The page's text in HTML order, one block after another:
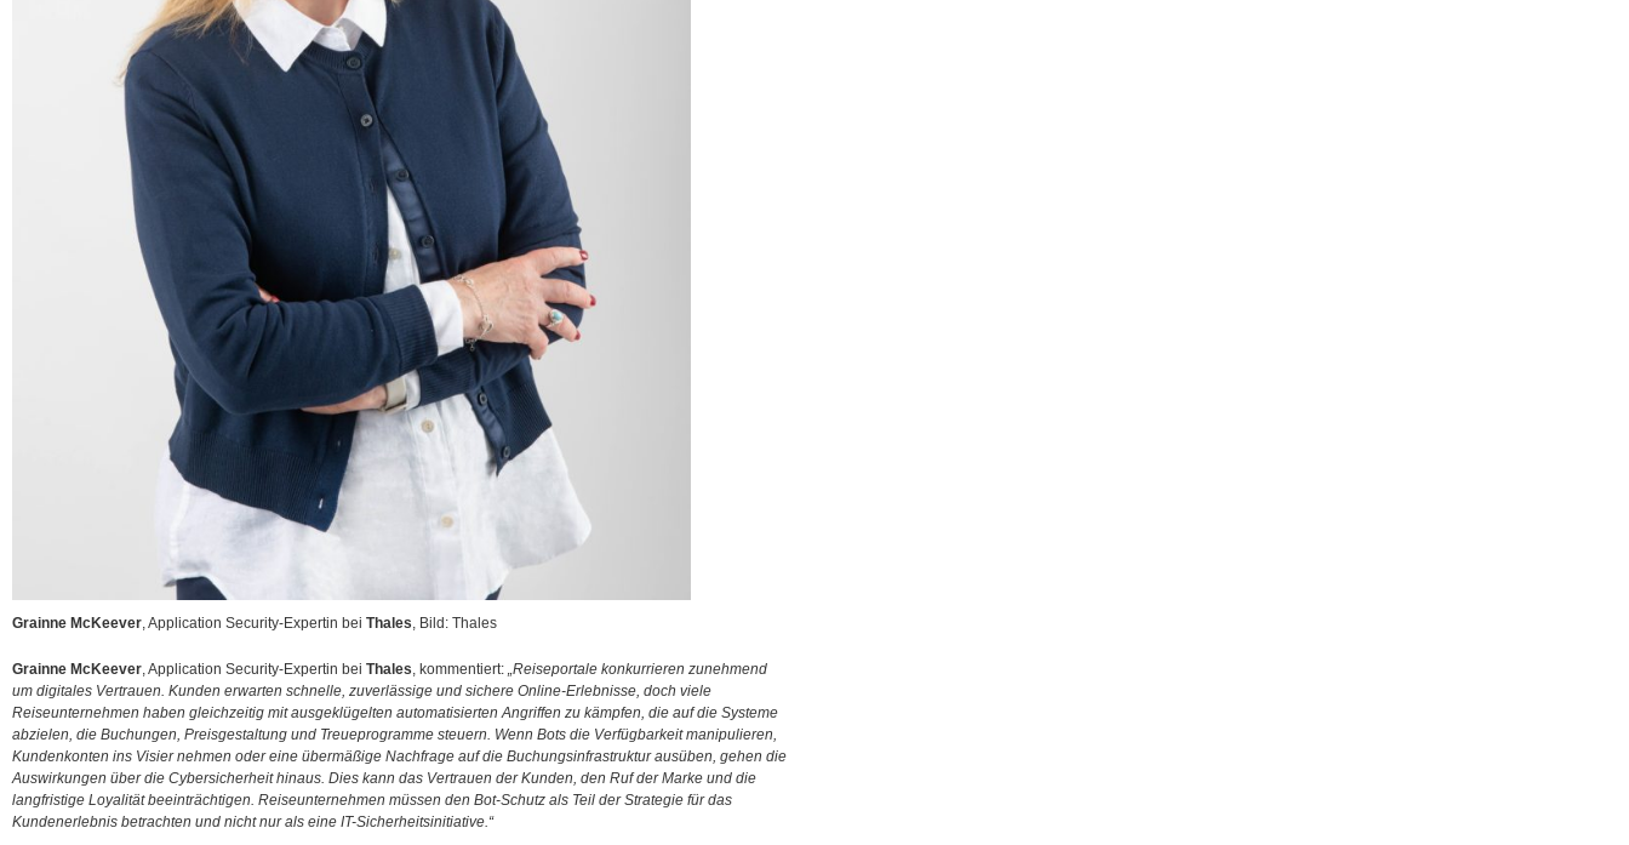
Grainne McKeever, Application Security-Expertin bei Thales, Bild: Thales
Grainne McKeever, Application Security-Expertin bei Thales, kommentiert: „Reiseportale konkurrieren zunehmend
um digitales Vertrauen. Kunden erwarten schnelle, zuverlässige und sichere Online-Erlebnisse, doch viele
Reiseunternehmen haben gleichzeitig mit ausgeklügelten automatisierten Angriffen zu kämpfen, die auf die Systeme
abzielen, die Buchungen, Preisgestaltung und Treueprogramme steuern. Wenn Bots die Verfügbarkeit manipulieren,
Kundenkonten ins Visier nehmen oder eine übermäßige Nachfrage auf die Buchungsinfrastruktur ausüben, gehen die
Auswirkungen über die Cybersicherheit hinaus. Dies kann das Vertrauen der Kunden, den Ruf der Marke und die
langfristige Loyalität beeinträchtigen. Reiseunternehmen müssen den Bot-Schutz als Teil der Strategie für das
Kundenerlebnis betrachten und nicht nur als eine IT-Sicherheitsinitiative.“